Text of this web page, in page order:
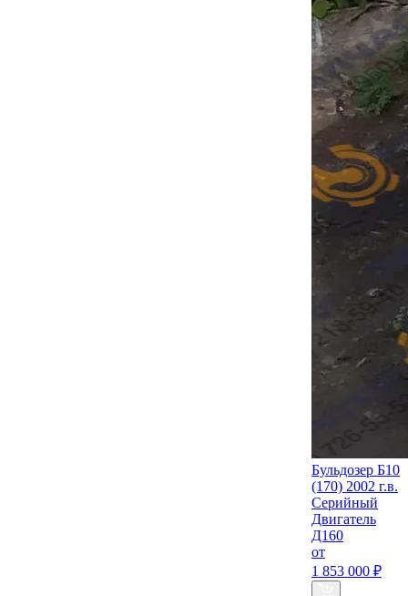
Бульдозер Б10
(170) 2002 г.в.
Серийный
Двигатель
Д160
от
1 853 000 ₽